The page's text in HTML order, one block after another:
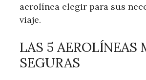
aerolínea elegir para sus
viaje.
LAS 5 AEROLÍNEAS
SEGURAS